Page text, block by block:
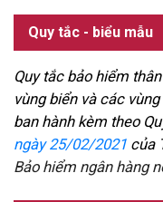
Quy tắc - biểu mẫu
Quy tắc bảo hiểm
vùng biển và các
ban hành kèm theo
ngày 25/02/2021 của
Bảo hiểm ngân hàng